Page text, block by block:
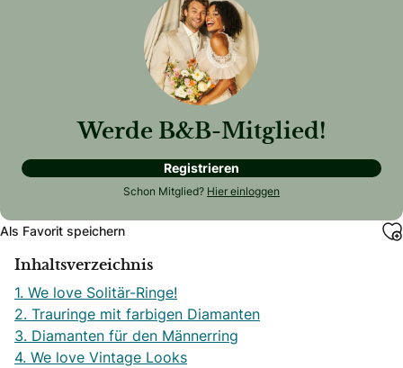
Werde B&B-Mitglied!
Registrieren
Schon Mitglied? Hier einloggen
Als Favorit speichern
Inhaltsverzeichnis
1. We love Solitär-Ringe!
2. Trauringe mit farbigen Diamanten
3. Diamanten für den Männerring
4. We love Vintage Looks